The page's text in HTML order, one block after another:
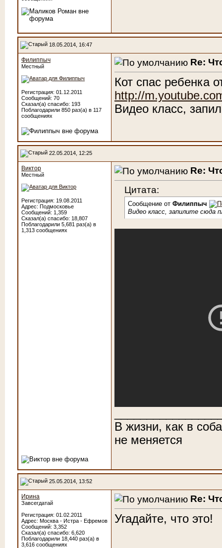
18.05.2014, 16:47
Филиппыч
Местный
Регистрация: 01.12.2011
Сообщений: 70
Сказал(а) спасибо: 193
Поблагодарили 850 раз(а) в 117
сообщениях
Re:
Кот спас ребенка
http://
Видео класс,
22.05.2014, 12:25
Виктор
Местный
Регистрация: 19.08.2011
Адрес: Подмосковье
Сообщений: 1,359
Сказал(а) спасибо: 18,807
Поблагодарили 5,681 раз(а) в
1,313 сообщениях
Re:
Цитата:
Сообщение от Филиппыч
Видео класс, запилите сюда
В жизни, как в
не меняется
25.05.2014, 13:52
Ирина
Завсегдатай
Регистрация: 01.02.2011
Адрес: Москва - Истра - Ефремов
Сообщений: 3,352
Сказал(а) спасибо: 6,620
Поблагодарили 18,440 раз(а) в
3,616 сообщениях
Re:
Угадайте, что это!